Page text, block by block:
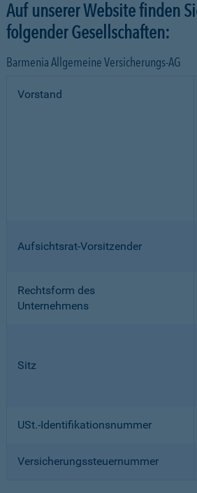
Auf unserer Website finden
folgender Gesellschaften:
Barmenia Allgemeine Versicherungs-AG
Vorstand
Aufsichtsrat-Vorsitzender
Rechtsform des
Unternehmens
Sitz
USt.-Identifikationsnummer
Versicherungssteuernummer